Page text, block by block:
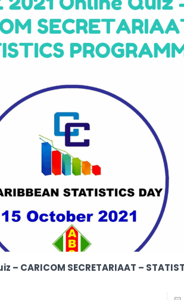
– CARICOM SECRETARIAAT –